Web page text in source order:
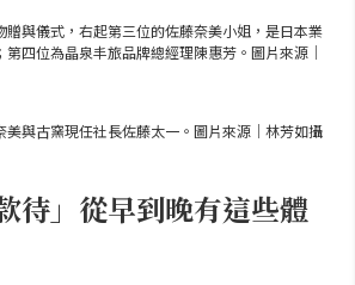
贈與儀式，右起第三位的佐藤奈美小姐，是日本業
四位為晶泉丰旅品牌總經理陳惠芳。圖片來源｜
美與古窯現任社長佐藤太一。圖片來源｜林芳如攝
待」從早到晚有這些體